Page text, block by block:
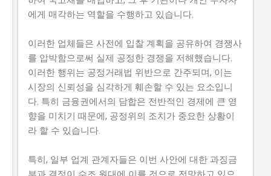
에게 매각하는 역할을 수행하고 있습니다.
이러한 업체들은 사전에 입찰 계획을 공유하여 경쟁사
를 압박함으로써 실제 공정한 경쟁을 저해했습니다.
이러한 행위는 공정거래법 위반으로 간주되며, 이는
시장의 신뢰성을 심각하게 훼손할 수 있는 요소입니
다. 특히 금융권에서의 담합은 전반적인 경제에 큰 영
향을 미치기 때문에, 공정위의 조치가 중요한 상황이
라 할 수 있습니다.
특히, 일부 업계 관계자들은 이번 사안에 대한 과징금